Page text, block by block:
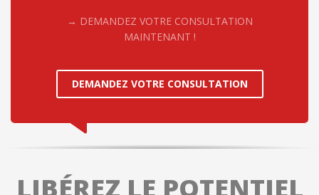
→ DEMANDEZ VOTRE CONSULTATION
MAINTENANT !
DEMANDEZ VOTRE CONSULTATION